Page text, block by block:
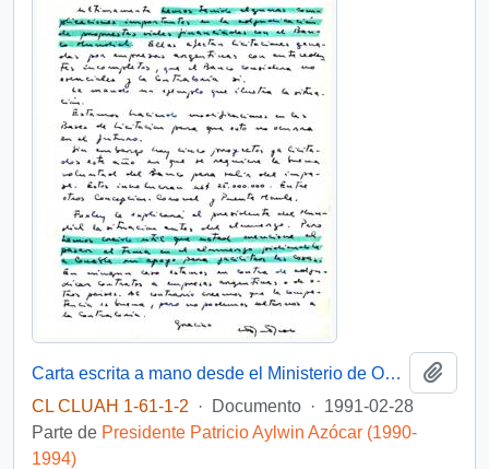
Carta escrita a mano desde el Ministerio de Obras Públicas, del Gabinete del Ministro, dirigida al Presidente [de la República de Chile]
CL CLUAH 1-61-1-2
· Documento · 1991-02-28
Parte de Presidente Patricio Aylwin Azócar (1990-
1994)